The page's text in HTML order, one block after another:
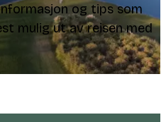
og tips som
mulig ut av reisen med